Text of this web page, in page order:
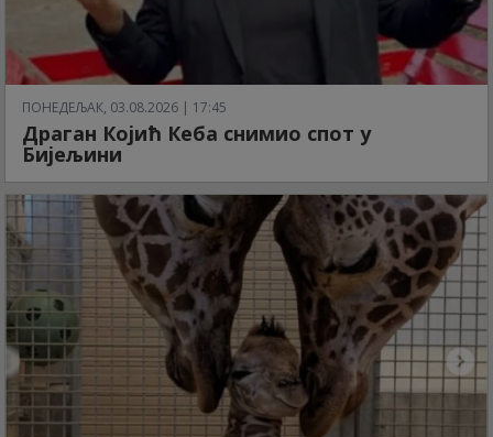
ПОНЕДЕЉАК, 03.08.2026 | 17:45
Драган Којић Кеба снимио спот у
Бијељини